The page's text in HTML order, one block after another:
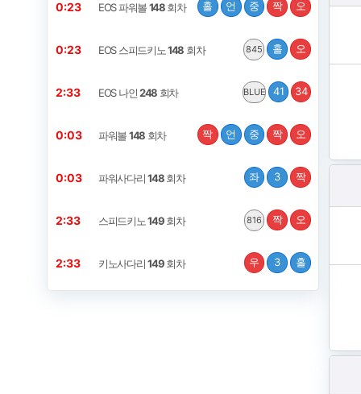
0:22 EOS 파워볼148회차 홀 언 중 짝 오
0:22 EOS 스피드키노148 회차 845 홀 오
2:32 EOS 나인248 회차 BLUE 41 34
0:02 파워볼148회차 짝 언 중 짝 오
0:02 파워사다리148회차 좌 3 짝
2:32 스피드키노149회차 816 짝 오
2:32 키노사다리149회차 우 3 홀